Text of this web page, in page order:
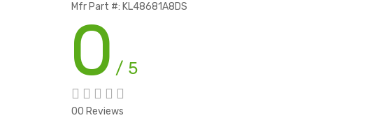
Mfr Part #: KL48681A8DS
0 / 5
00 Reviews